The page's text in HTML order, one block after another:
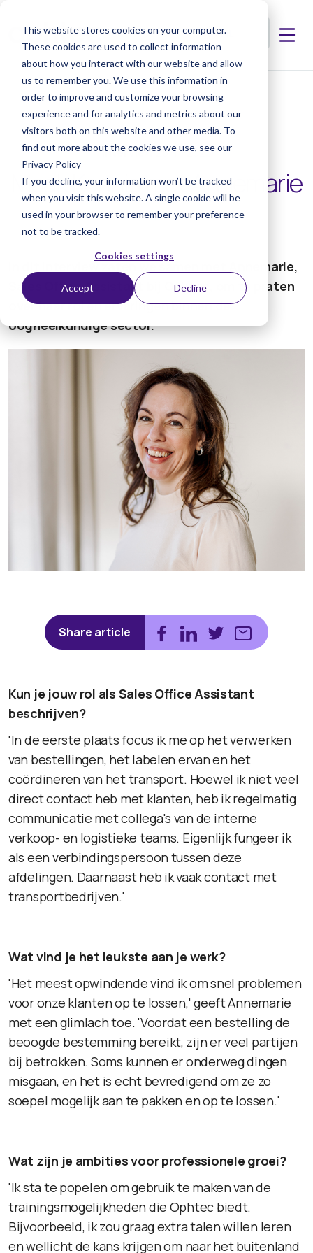
This website stores cookies on your computer.
These cookies are used to collect information
about how you interact with our website and allow
us to remember you. We use this information in
order to improve and customize your browsing
experience and for analytics and metrics about our
visitors both on this website and other media. To
find out more about the cookies we use, see our
Privacy Policy
If you decline, your information won’t be tracked
when you visit this website. A single cookie will be
used in your browser to remember your preference
not to be tracked.
Cookies settings
Accept Decline
< Artikelen
Interview28-11-2023
Maak Kennis met Annemarie
ByOphtec
In dit interview zaten we samen met Annemarie,
Sales Office Assistant bij Ophtec, om te praten
over haar rol en ervaringen binnen de
oogheelkundige sector.
Share article
Kun je jouw rol als Sales Office Assistant
beschrijven?
'In de eerste plaats focus ik me op het verwerken
van bestellingen, het labelen ervan en het
coördineren van het transport. Hoewel ik niet veel
direct contact heb met klanten, heb ik regelmatig
communicatie met collega's van de interne
verkoop- en logistieke teams. Eigenlijk fungeer ik
als een verbindingspersoon tussen deze
afdelingen. Daarnaast heb ik vaak contact met
transportbedrijven.'
Wat vind je het leukste aan je werk?
'Het meest opwindende vind ik om snel problemen
voor onze klanten op te lossen,' geeft Annemarie
met een glimlach toe. 'Voordat een bestelling de
beoogde bestemming bereikt, zijn er veel partijen
bij betrokken. Soms kunnen er onderweg dingen
misgaan, en het is echt bevredigend om ze zo
soepel mogelijk aan te pakken en op te lossen.'
Wat zijn je ambities voor professionele groei?
'Ik sta te popelen om gebruik te maken van de
trainingsmogelijkheden die Ophtec biedt.
Bijvoorbeeld, ik zou graag extra talen willen leren
en wellicht de kans krijgen om naar het buitenland